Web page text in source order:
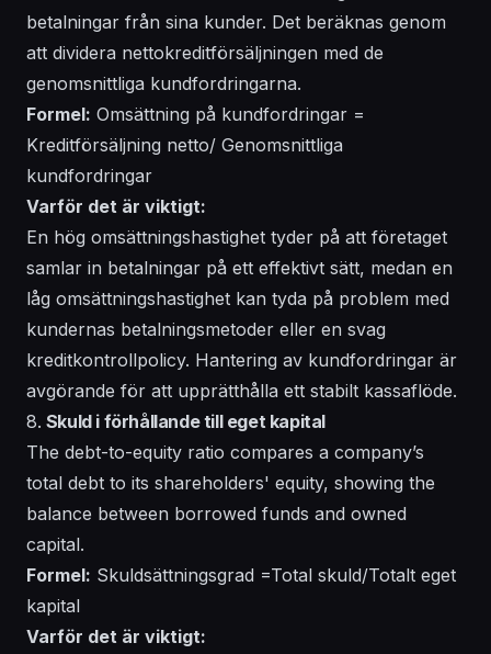
betalningar från sina kunder. Det beräknas genom
att dividera nettokreditförsäljningen med de
genomsnittliga kundfordringarna.
Formel: Omsättning på kundfordringar =
Kreditförsäljning netto/ Genomsnittliga
kundfordringar
Varför det är viktigt:
En hög omsättningshastighet tyder på att företaget
samlar in betalningar på ett effektivt sätt, medan en
låg omsättningshastighet kan tyda på problem med
kundernas betalningsmetoder eller en svag
kreditkontrollpolicy. Hantering av kundfordringar är
avgörande för att upprätthålla ett stabilt kassaflöde.
8. Skuld i förhållande till eget kapital
The debt-to-equity ratio compares a company’s
total debt to its shareholders' equity, showing the
balance between borrowed funds and owned
capital.
Formel: Skuldsättningsgrad =Total skuld/Totalt eget
kapital
Varför det är viktigt: